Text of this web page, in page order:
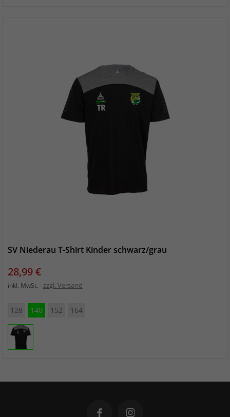
SV Niederau T-Shirt Kinder schwarz/grau
Preis
28,99 €
inkl. MwSt. zzgl. Versand
128 140 152 164